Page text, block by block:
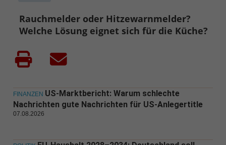
Rauchmelder oder Hitzewarnmelder?
Welche Lösung eignet sich für die Küche?
FINANZEN US-Marktbericht: Warum schlechte
Nachrichten gute Nachrichten für US-Anlegertitle
07.08.2026